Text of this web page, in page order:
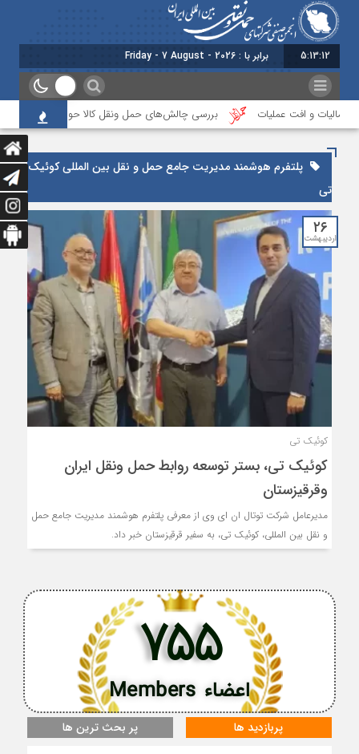
5:13:13 برابر با : Friday - 7 August - 2026
مالیات و افت عملیات بررسی چالش‌های حمل ونقل کالا حوزه‌های ریلی،
پلتفرم هوشمند مدیریت جامع حمل و نقل بین المللی کوئیک
تی
۲۶
اردیبهشت
کوئیک تی
کوئیک تی، بستر توسعه روابط حمل ونقل ایران
وقرقیزستان
مدیرعامل شرکت توتال ان ای وی از معرفی پلتفرم هوشمند مدیریت جامع حمل
و نقل بین المللی، کوئیک تی، به سفیر قرقیزستان خبر داد.
اعضاء Members
755
پربازدید ها پر بحث ترین ها